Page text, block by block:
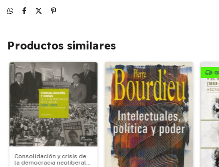
Productos similares
Consolidación y crisis de
la democracia neoliberal